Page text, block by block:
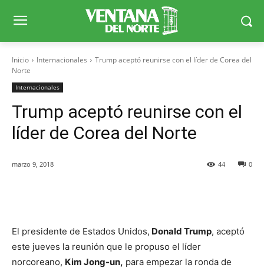
Inicio Internacionales
Trump aceptó reunirse con el líder de Corea del
Norte
Internacionales
Trump aceptó reunirse con el
líder de Corea del Norte
marzo 9, 2018 0
44
El presidente de Estados Unidos, Donald Trump, aceptó
este jueves la reunión que le propuso el líder
norcoreano, Kim Jong-un, para empezar la ronda de